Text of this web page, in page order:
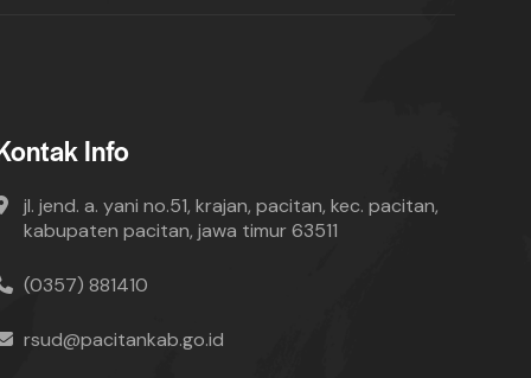
Info
jl. jend. a. yani no.51, krajan, pacitan, kec. pacitan,
kabupaten pacitan, jawa timur 63511
(0357) 881410
rsud@pacitankab.go.id